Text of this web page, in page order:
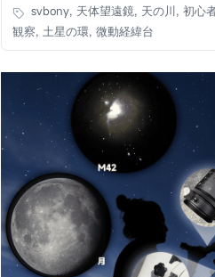
svbony, 天体望遠鏡, 天の川, 初心
観察, 土星の環, 微動経緯台